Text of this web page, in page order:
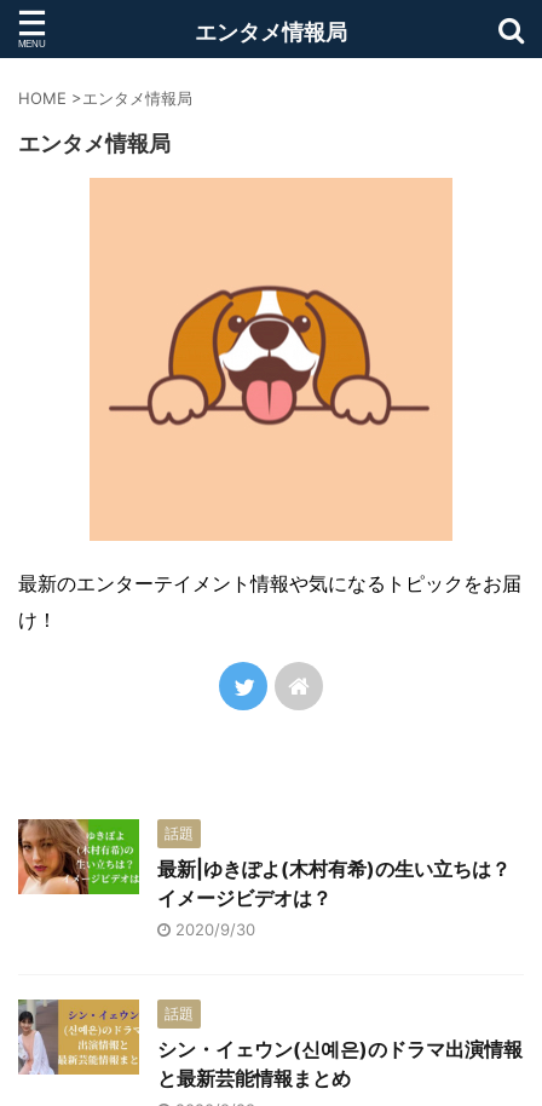
エンタメ情報局
HOME >エンタメ情報局
エンタメ情報局
最新のエンターテイメント情報や気になるトピックをお届
け！
話題
最新|ゆきぽよ(木村有希)の生い立ちは？
イメージビデオは？
2020/9/30
話題
シン・イェウン(신예은)のドラマ出演情報
と最新芸能情報まとめ